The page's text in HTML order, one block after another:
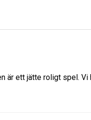
är ett jätte roligt spel.